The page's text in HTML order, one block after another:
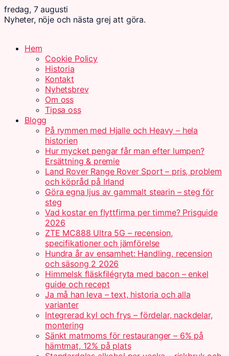
fredag, 7 augusti
Nyheter, nöje och nästa grej att göra.
Hem
Cookie Policy
Historia
Kontakt
Nyhetsbrev
Om oss
Tipsa oss
Blogg
På rymmen med Hjalle och Heavy – hela
historien
Hur mycket pengar får man efter lumpen?
Ersättning & premie
Land Rover Range Rover Sport – pris, problem
och köpråd på Irland
Göra egna ljus av gammalt stearin – steg för
steg
Vad kostar en flyttfirma per timme? Prisguide
2026
ZTE MC888 Ultra 5G – recension,
specifikationer och jämförelse
Hundra år av ensamhet: Handling, recension
och säsong 2 2026
Himmelsk fläskfilégryta med bacon – enkel
guide och recept
Ja må han leva – text, historia och alla
varianter
Integrerad kyl och frys – fördelar, nackdelar,
montering
Sänkt matmoms för restauranger – 6% på
hämtmat, 12% på plats